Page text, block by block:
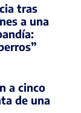
tras
a una
a cinco
de una